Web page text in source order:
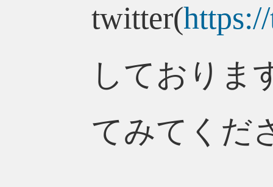
twitter(
しておりま
てみてくだ